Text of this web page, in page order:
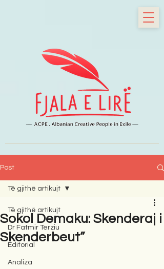
Post
Të gjithë artikujt
Dr Fatmir Terziu
Editorial
Analiza
Të gjithë artikujt
Sokol Demaku: Skenderaj i
Skenderbeut”